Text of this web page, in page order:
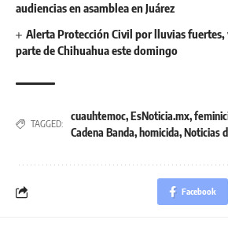
audiencias en asamblea en Juárez
Alerta Protección Civil por lluvias fuertes,
parte de Chihuahua este domingo
TAGGED:
cuauhtemoc,EsNoticia.mx,
Cadena Banda, homicida,Noticias
Facebook